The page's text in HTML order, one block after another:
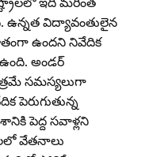
ఉన్నత విద్యావంతులైన
ఉందని నివేదిక
అండర్‌
సమస్యలుగా
పెరుగుతున్న
పెద్ద సవాళ్లని
వేతనాలు